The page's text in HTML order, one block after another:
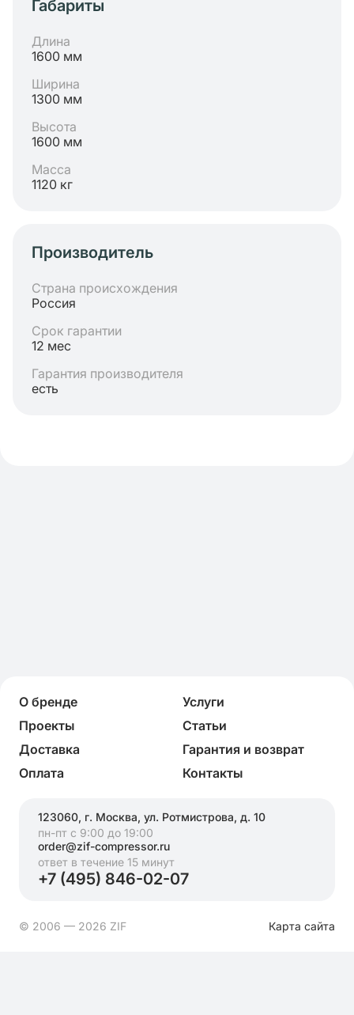
Габариты
Длина
1600 мм
Ширина
1300 мм
Высота
1600 мм
Масса
1120 кг
Производитель
Страна происхождения
Россия
Срок гарантии
12 мес
Гарантия производителя
есть
О бренде
Услуги
Проекты
Статьи
Доставка
Гарантия и возврат
Оплата
Контакты
123060, г. Москва, ул. Ротмистрова, д. 10
пн-пт с 9:00 до 19:00
order@zif-compressor.ru
ответ в течение 15 минут
+7 (495) 846-02-07
© 2006 — 2026 ZIF Карта сайта